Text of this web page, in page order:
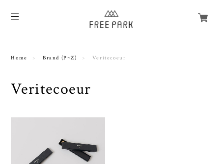
Home Brand (P~Z) Veritecoeur
Veritecoeur